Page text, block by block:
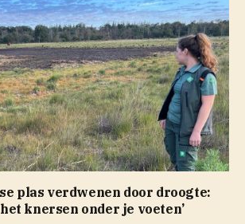
plas verdwenen door droogte:
het knersen onder je voeten’